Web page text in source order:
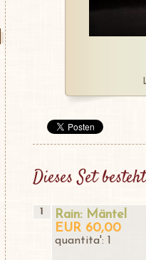
Dieses Set
1
Rain: Mäntel
EUR 60,00
quantita': 1